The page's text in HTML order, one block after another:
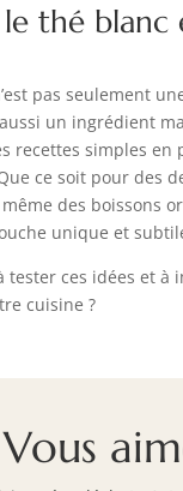
thé blanc
pas seulement
aussi un ingrédient
recettes simples en
ce soit pour des
des boissons
unique et
tester ces idées et à
cuisine ?
Vous